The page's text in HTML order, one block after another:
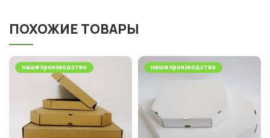
ПОХОЖИЕ ТОВАРЫ
наше производство наше производство